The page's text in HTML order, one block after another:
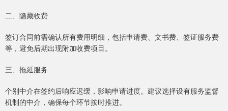
二、隐藏收费
签订合同前需确认所有费用明细，包括申请费、文书费、签证服务费
等，避免后期出现附加收费项目。
三、拖延服务
个别中介在签约后响应迟缓，影响申请进度。建议选择设有服务监督
机制的中介，确保每个环节按时推进。